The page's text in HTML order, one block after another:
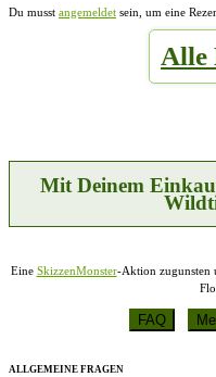
Du musst angemeldet sein, um eine
Alle
Mit Deinem
Eine SkizzenMonster-Aktion zugunsten
ALLGEMEINE FRAGEN